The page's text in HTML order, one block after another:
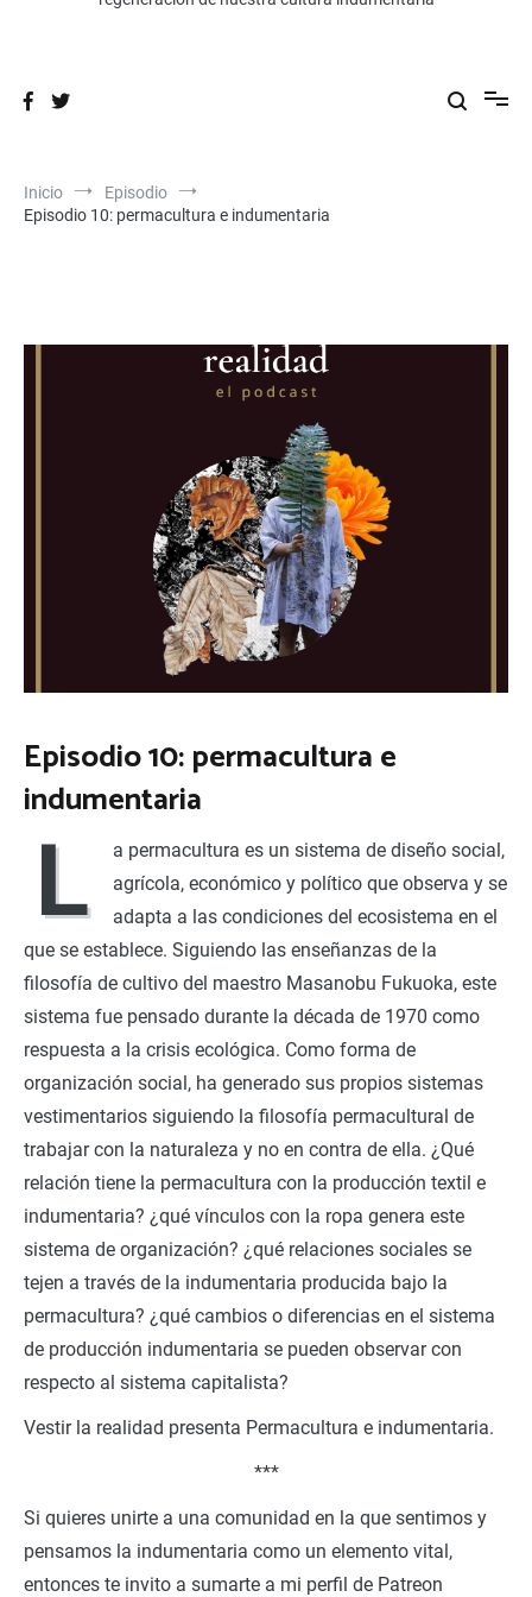
Inicio
Episodio
Episodio 10: permacultura e indumentaria
Episodio 10: permacultura e
indumentaria
L
a permacultura es un sistema de diseño social,
agrícola, económico y político que observa y se
adapta a las condiciones del ecosistema en el
que se establece. Siguiendo las enseñanzas de la
filosofía de cultivo del maestro Masanobu Fukuoka, este
sistema fue pensado durante la década de 1970 como
respuesta a la crisis ecológica. Como forma de
organización social, ha generado sus propios sistemas
vestimentarios siguiendo la filosofía permacultural de
trabajar con la naturaleza y no en contra de ella. ¿Qué
relación tiene la permacultura con la producción textil e
indumentaria? ¿qué vínculos con la ropa genera este
sistema de organización? ¿qué relaciones sociales se
tejen a través de la indumentaria producida bajo la
permacultura? ¿qué cambios o diferencias en el sistema
de producción indumentaria se pueden observar con
respecto al sistema capitalista?
Vestir la realidad presenta Permacultura e indumentaria.
***
Si quieres unirte a una comunidad en la que sentimos y
pensamos la indumentaria como un elemento vital,
entonces te invito a sumarte a mi perfil de Patreon